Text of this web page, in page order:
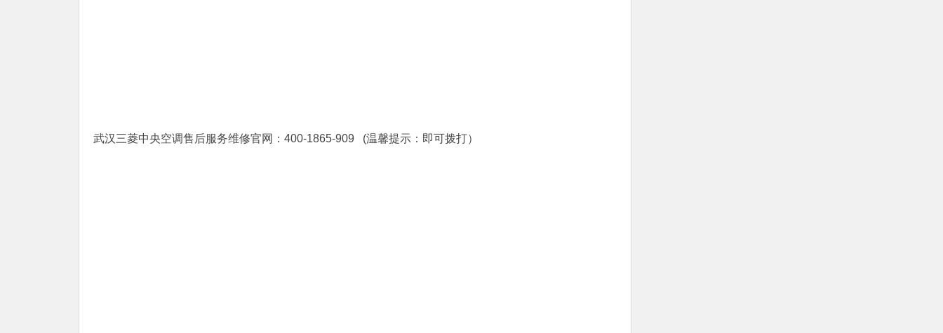
武汉三菱中央空调售后服务维修官网：400-1865-909 (温馨提示：即可拨打）